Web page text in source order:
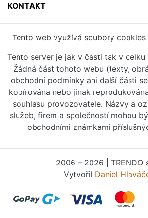
KONTAKT
Tento web využívá soubory cookies
Tento server je jak v části tak v celku
Žádná část tohoto webu (texty,
obchodní podmínky ani další části
kopírována nebo jinak
souhlasu provozovatele. Názvy a
služeb, firem a společností mohou
obchodními známkami
2006 – 2026 | TRENDO
Vytvořil Daniel